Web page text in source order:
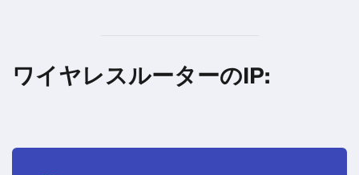
ワイヤレスルーターのIP: